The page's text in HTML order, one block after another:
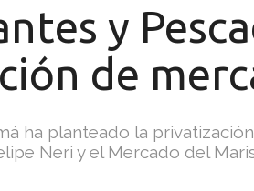
y
de
ha planteado la
Neri y el Mercado del